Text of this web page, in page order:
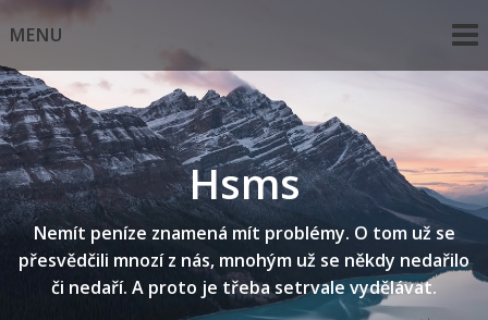
Skip
toMENU
Hsms
Nemít peníze znamená mít problémy. O tom už se
přesvědčili mnozí z nás, mnohým už se někdy nedařilo
či nedaří. A proto je třeba setrvale vydělávat.